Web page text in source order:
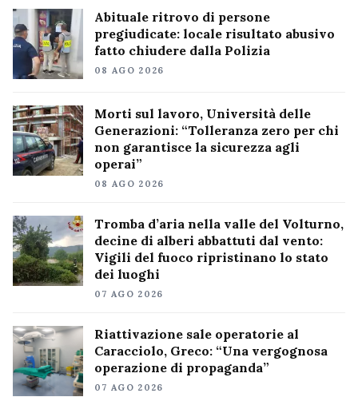
Abituale ritrovo di persone
pregiudicate: locale risultato abusivo
fatto chiudere dalla Polizia
08 AGO 2026
Morti sul lavoro, Università delle
Generazioni: “Tolleranza zero per chi
non garantisce la sicurezza agli
operai”
08 AGO 2026
Tromba d’aria nella valle del Volturno,
decine di alberi abbattuti dal vento:
Vigili del fuoco ripristinano lo stato
dei luoghi
07 AGO 2026
Riattivazione sale operatorie al
Caracciolo, Greco: “Una vergognosa
operazione di propaganda”
07 AGO 2026